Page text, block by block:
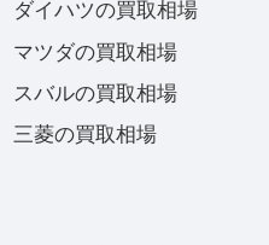
ダイハツの買取相場
マツダの買取相場
スバルの買取相場
三菱の買取相場